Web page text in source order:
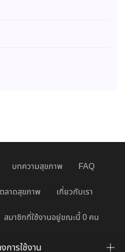
บทความสุขภาพ FAQ
ตลาดสุขภาพ เกี่ยวกับเรา
สมาชิกที่ใช้งานอยู่ขณะนี้ 0 คน
การใช้งาน